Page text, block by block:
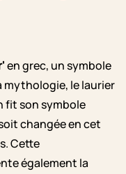
en grec, un symbole
mythologie, le laurier
fit son symbole
changée en cet
Cette
également la